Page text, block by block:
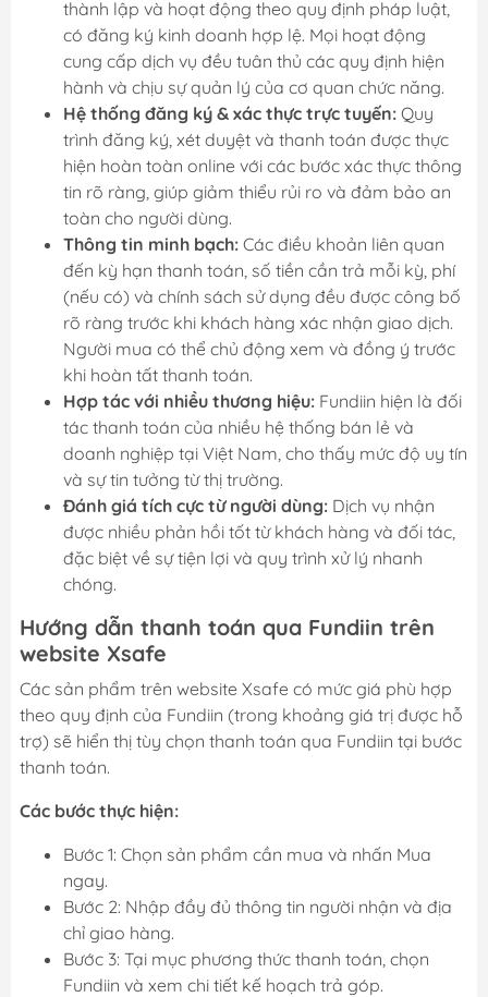
thành lập và hoạt động theo quy định pháp luật,
có đăng ký kinh doanh hợp lệ. Mọi hoạt động
cung cấp dịch vụ đều tuân thủ các quy định hiện
hành và chịu sự quản lý của cơ quan chức năng.
Hệ thống đăng ký & xác thực trực tuyến: Quy
trình đăng ký, xét duyệt và thanh toán được thực
hiện hoàn toàn online với các bước xác thực thông
tin rõ ràng, giúp giảm thiểu rủi ro và đảm bảo an
toàn cho người dùng.
Thông tin minh bạch: Các điều khoản liên quan
đến kỳ hạn thanh toán, số tiền cần trả mỗi kỳ, phí
(nếu có) và chính sách sử dụng đều được công bố
rõ ràng trước khi khách hàng xác nhận giao dịch.
Người mua có thể chủ động xem và đồng ý trước
khi hoàn tất thanh toán.
Hợp tác với nhiều thương hiệu: Fundiin hiện là đối
tác thanh toán của nhiều hệ thống bán lẻ và
doanh nghiệp tại Việt Nam, cho thấy mức độ uy tín
và sự tin tưởng từ thị trường.
Đánh giá tích cực từ người dùng: Dịch vụ nhận
được nhiều phản hồi tốt từ khách hàng và đối tác,
đặc biệt về sự tiện lợi và quy trình xử lý nhanh
chóng.
Hướng dẫn thanh toán qua Fundiin trên
website Xsafe
Các sản phẩm trên website Xsafe có mức giá phù hợp
theo quy định của Fundiin (trong khoảng giá trị được hỗ
trợ) sẽ hiển thị tùy chọn thanh toán qua Fundiin tại bước
thanh toán.
Các bước thực hiện:
Bước 1: Chọn sản phẩm cần mua và nhấn Mua
ngay.
Bước 2: Nhập đầy đủ thông tin người nhận và địa
chỉ giao hàng.
Bước 3: Tại mục phương thức thanh toán, chọn
Fundiin và xem chi tiết kế hoạch trả góp.